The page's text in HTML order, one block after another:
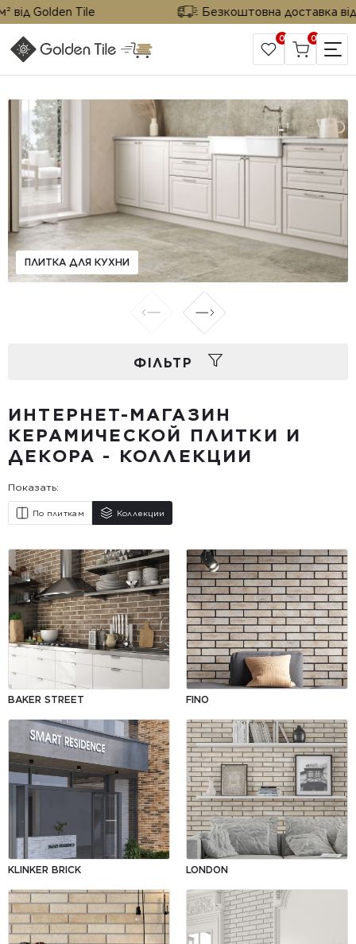
Golden Tile Безкоштовна доставка від
САЙТ КОМПАНИИ
0 0
ПЛИТКА ДЛЯ КУХНИ
ФIЛЬТР
ИНТЕРНЕТ-МАГАЗИН
КЕРАМИЧЕСКОЙ ПЛИТКИ И
ДЕКОРА - КОЛЛЕКЦИИ
Показать:
По плиткам Коллекции
BAKER STREET FINO
KLINKER BRICK LONDON